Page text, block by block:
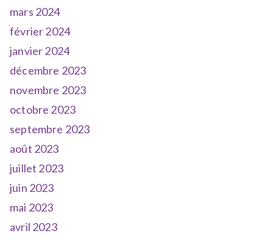
mars 2024
février 2024
janvier 2024
décembre 2023
novembre 2023
octobre 2023
septembre 2023
août 2023
juillet 2023
juin 2023
mai 2023
avril 2023